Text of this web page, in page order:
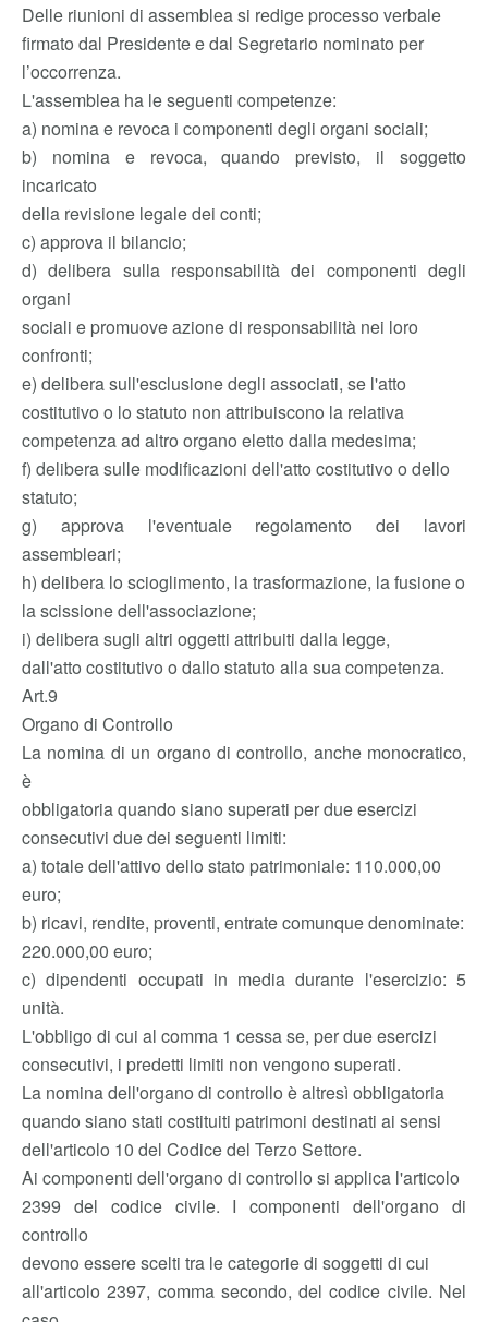
Delle riunioni di assemblea si redige processo verbale
firmato dal Presidente e dal Segretario nominato per
l’occorrenza.
L'assemblea ha le seguenti competenze:
a) nomina e revoca i componenti degli organi sociali;
b) nomina e revoca, quando previsto, il soggetto
incaricato
della revisione legale dei conti;
c) approva il bilancio;
d) delibera sulla responsabilità dei componenti degli
organi
sociali e promuove azione di responsabilità nei loro
confronti;
e) delibera sull'esclusione degli associati, se l'atto
costitutivo o lo statuto non attribuiscono la relativa
competenza ad altro organo eletto dalla medesima;
f) delibera sulle modificazioni dell'atto costitutivo o dello
statuto;
g) approva l'eventuale regolamento dei lavori
assembleari;
h) delibera lo scioglimento, la trasformazione, la fusione o
la scissione dell'associazione;
i) delibera sugli altri oggetti attribuiti dalla legge,
dall'atto costitutivo o dallo statuto alla sua competenza.
Art.9
Organo di Controllo
La nomina di un organo di controllo, anche monocratico,
è
obbligatoria quando siano superati per due esercizi
consecutivi due dei seguenti limiti:
a) totale dell'attivo dello stato patrimoniale: 110.000,00
euro;
b) ricavi, rendite, proventi, entrate comunque denominate:
220.000,00 euro;
c) dipendenti occupati in media durante l'esercizio: 5
unità.
L'obbligo di cui al comma 1 cessa se, per due esercizi
consecutivi, i predetti limiti non vengono superati.
La nomina dell'organo di controllo è altresì obbligatoria
quando siano stati costituiti patrimoni destinati ai sensi
dell'articolo 10 del Codice del Terzo Settore.
Ai componenti dell'organo di controllo si applica l'articolo
2399 del codice civile. I componenti dell'organo di
controllo
devono essere scelti tra le categorie di soggetti di cui
all'articolo 2397, comma secondo, del codice civile. Nel